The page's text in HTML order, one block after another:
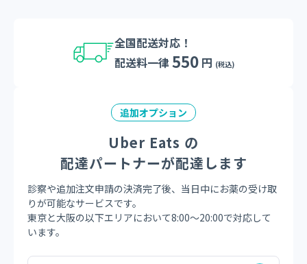
全国配送対応！
配送料一律550円 (税込)
追加オプション
Uber Eats の
配達パートナーが配達します
診察や追加注文申請の決済完了後、当日中にお薬の受け取
りが可能なサービスです。
東京と大阪の以下エリアにおいて8:00～20:00で対応して
います。